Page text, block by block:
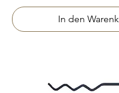
In den